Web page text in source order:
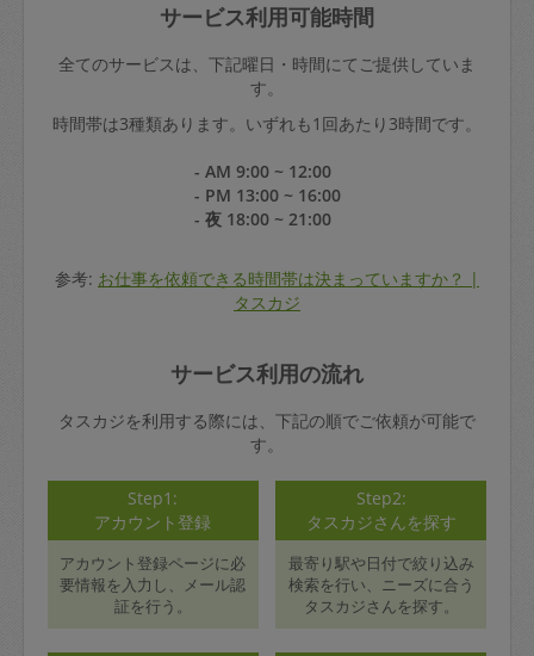
サービス利用可能時間
全てのサービスは、下記曜日・時間にてご提供していま
す。
時間帯は3種類あります。いずれも1回あたり3時間です。
- AM 9:00 ~ 12:00
- PM 13:00 ~ 16:00
- 夜 18:00 ~ 21:00
参考: お仕事を依頼できる時間帯は決まっていますか？ |
タスカジ
サービス利用の流れ
タスカジを利用する際には、下記の順でご依頼が可能で
す。
Step1:
アカウント登録
アカウント登録ページに必
要情報を入力し、メール認
証を行う。
Step2:
タスカジさんを探す
最寄り駅や日付で絞り込み
検索を行い、ニーズに合う
タスカジさんを探す。